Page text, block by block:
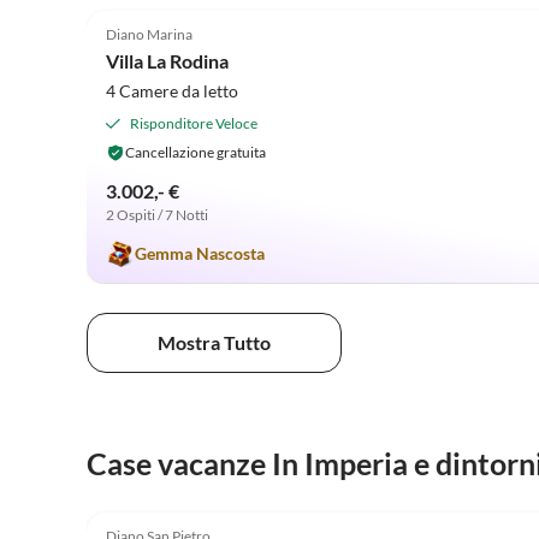
Diano Marina
Villa La Rodina
4 Camere da letto
Risponditore Veloce
Cancellazione gratuita
3.002,- €
2 Ospiti / 7 Notti
Gemma Nascosta
Mostra Tutto
Case vacanze In Imperia e